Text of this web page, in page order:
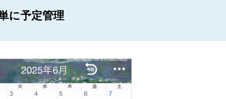
に予定管理